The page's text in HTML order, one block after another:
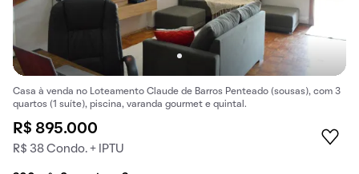
Casa à venda no Loteamento Claude de Barros Penteado (sousas), com 3
quartos (1 suíte), piscina, varanda gourmet e quintal.
R$ 895.000
R$ 38 Condo. + IPTU